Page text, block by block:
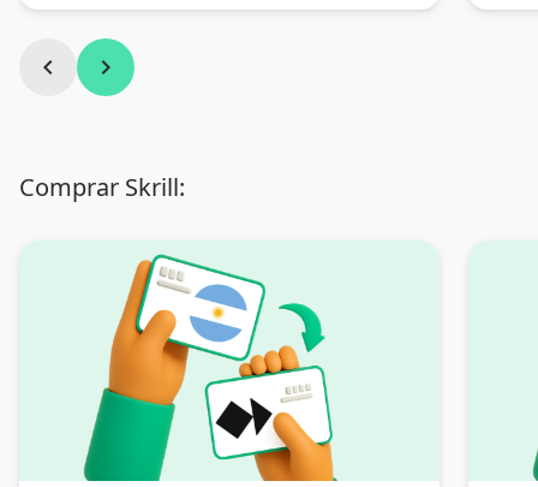
chevron_left chevron_right
Comprar Skrill: